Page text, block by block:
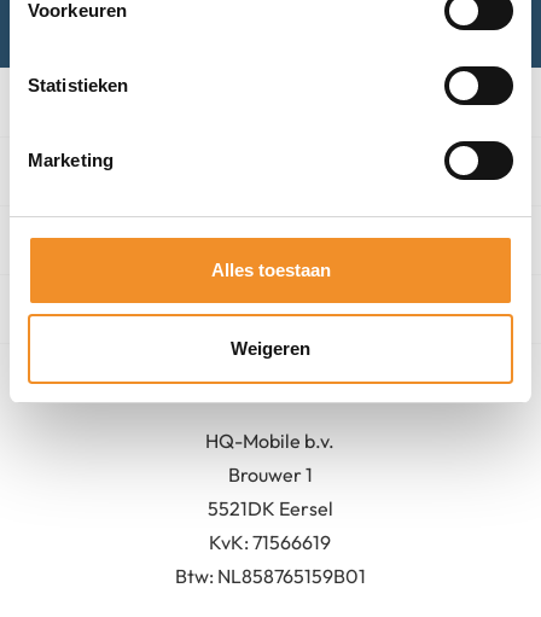
Voorkeuren
Statistieken
Marketing
Alles toestaan
Weigeren
Algemeen
Contact
HQ-Mobile b.v.
Brouwer 1
5521DK Eersel
KvK:71566619
Btw: NL858765159B01